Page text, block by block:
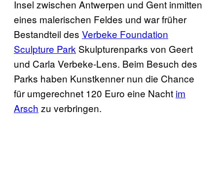
Insel zwischen Antwerpen und Gent inmitten
eines malerischen Feldes und war früher
Bestandteil des Verbeke Foundation
Sculpture Park Skulpturenparks von Geert
und Carla Verbeke-Lens. Beim Besuch des
Parks haben Kunstkenner nun die Chance
für umgerechnet 120 Euro eine Nacht im
Arsch zu verbringen.